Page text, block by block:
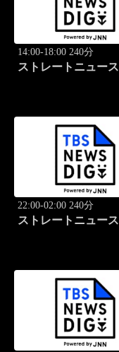
14:00-18:00 240分
ストレートニュース
22:00-02:00 240分
ストレートニュース